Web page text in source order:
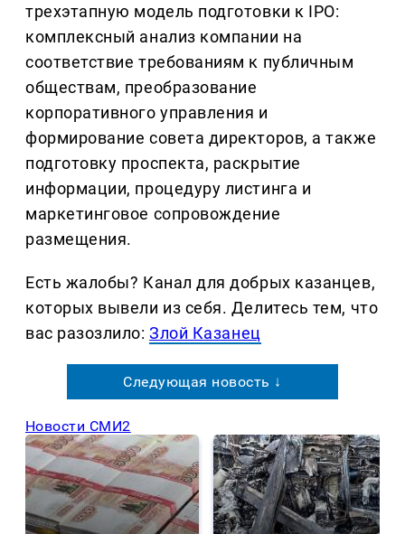
трехэтапную модель подготовки к IPO:
комплексный анализ компании на
соответствие требованиям к публичным
обществам, преобразование
корпоративного управления и
формирование совета директоров, а также
подготовку проспекта, раскрытие
информации, процедуру листинга и
маркетинговое сопровождение
размещения.
Есть жалобы? Канал для добрых казанцев,
которых вывели из себя. Делитеcь тем, что
вас разозлило:Злой Казанец
Следующая новость ↓
Новости СМИ2